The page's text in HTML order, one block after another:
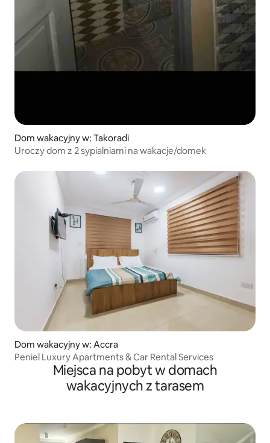
Dom wakacyjny w: Takoradi
Uroczy dom z 2 sypialniami na wakacje/domek
Dom wakacyjny w: Accra
Peniel Luxury Apartments & Car Rental Services
Miejsca na pobyt w domach
wakacyjnych z tarasem